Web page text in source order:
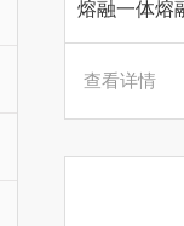
查看详情